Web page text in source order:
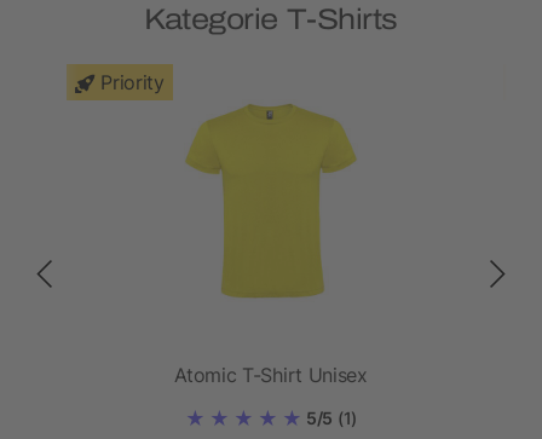
Kategorie T-Shirts
Priority
Atomic T-Shirt Unisex
5/5 (1)